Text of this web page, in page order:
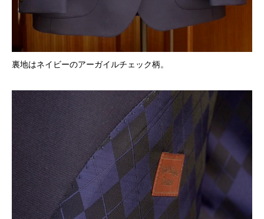
裏地はネイビーのアーガイルチェック柄。